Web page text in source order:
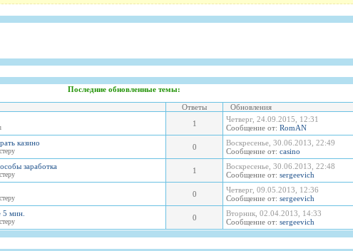
Последние обновленные темы:
Ответы
Обновления
1
Четверг, 24.09.2015, 12:31
Сообщение от: RomAN
казино
0
Воскресенье, 30.06.2013, 22:49
Сообщение от: casino
заработка
1
Воскресенье, 30.06.2013, 22:48
Сообщение от: sergeevich
0
Четверг, 09.05.2013, 12:36
Сообщение от: sergeevich
5 мин.
0
Вторник, 02.04.2013, 14:33
Сообщение от: sergeevich